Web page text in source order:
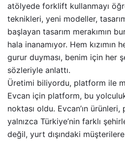
atölyede forklift kullanmayı
teknikleri, yeni modeller,
başlayan tasarım merakımın
hala inanamıyor. Hem kızımın
gurur duyması, benim için her
sözleriyle anlattı.
Üretimi biliyordu, platform ile
Evcan için platform, bu
noktası oldu. Evcan’ın ürünleri,
yalnızca Türkiye’nin farklı
değil, yurt dışındaki